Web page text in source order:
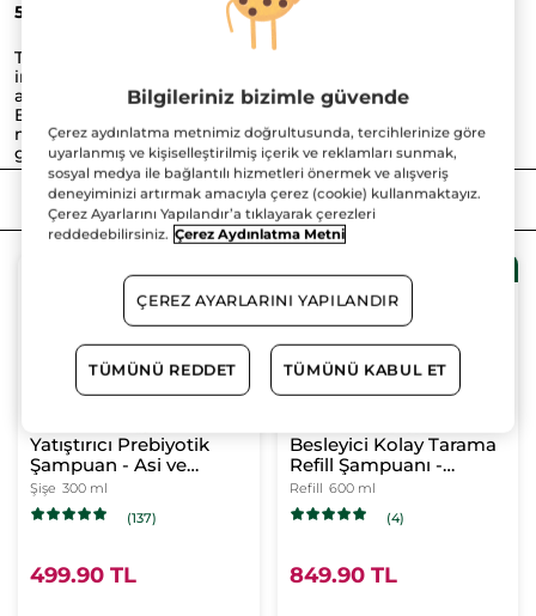
50
Tüm saç bakımında 3 al 2 öde! Tekli ürün alımlarında
indirim uygulanmamaktadır. Belirtilen kategorilerden 3
adet ürün alımında indirim sepette uygulanacaktır.
Bu kampanya 27 Temmuz - 23 Ağustos tarihleri arasında
mağazalarımız, web sitemiz ve mobil uygulamamızda
geçerlidir. Bu kampanya stoklarla sınırlıdır.
FILTRELE SIRALAMA
Yatıştırıcı Prebiyotik
Şampuan - Asi ve
Kabarık Saçlar / Lissage
- SLS,SLES İçermez ,
Vegan
Şişe 300 ml
(137)
499.90 TL
Besleyici Kolay Tarama
Refill Şampuanı -
Normal / Kuru Saçlar /
Douceur- SLS,SLES
içermez , Tuzsuz ,
Refill 600 ml
(4)
849.90 TL
Bilgileriniz bizimle güvende
Çerez aydınlatma metnimiz doğrultusunda, tercihlerinize göre
uyarlanmış ve kişiselleştirilmiş içerik ve reklamları sunmak,
sosyal medya ile bağlantılı hizmetleri önermek ve alışveriş
deneyiminizi artırmak amacıyla çerez (cookie) kullanmaktayız.
Çerez Ayarlarını Yapılandır’a tıklayarak çerezleri
reddedebilirsiniz. Çerez Aydınlatma Metni
ÇEREZ AYARLARINI YAPILANDIR
TÜMÜNÜ REDDET TÜMÜNÜ KABUL ET